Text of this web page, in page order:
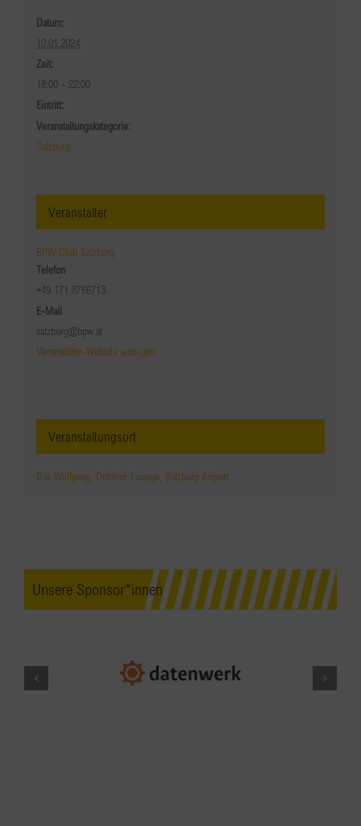
Datum:
10.01.2024
Zeit:
18:00 - 22:00
Eintritt:
Veranstaltungskategorie:
Salzburg
Veranstalter
BPW Club Salzburg
Telefon
+49 171 8766713
E-Mail
salzburg@bpw.at
Veranstalter-Website anzeigen
Veranstaltungsort
Das Wolfgang, Outdoor Lounge, Salzburg Airport
Unsere Sponsor*innen